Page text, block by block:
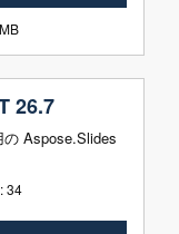
26.7
Aspose.Slides
34